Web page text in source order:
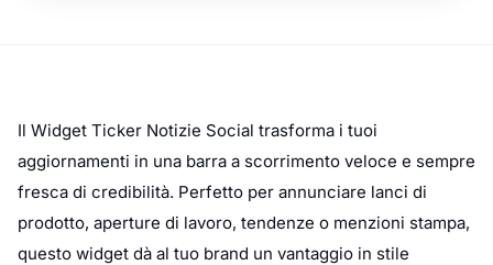
Il Widget Ticker Notizie Social trasforma i tuoi
aggiornamenti in una barra a scorrimento veloce e sempre
fresca di credibilità. Perfetto per annunciare lanci di
prodotto, aperture di lavoro, tendenze o menzioni stampa,
questo widget dà al tuo brand un vantaggio in stile